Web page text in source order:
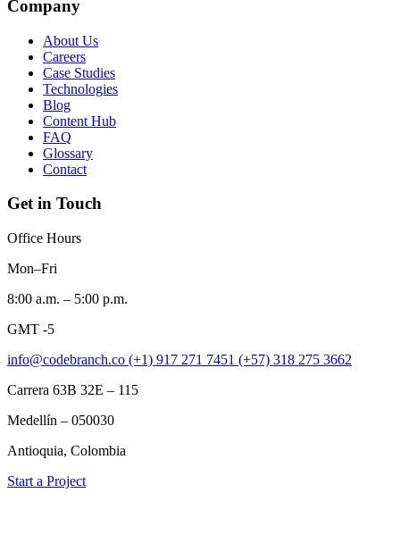
Company
About Us
Careers
Case Studies
Technologies
Blog
Content Hub
FAQ
Glossary
Contact
Get in Touch
Office Hours
Mon–Fri
8:00 a.m. – 5:00 p.m.
GMT -5
info@codebranch.co (+1) 917 271 7451 (+57) 318 275 3662
Carrera 63B 32E – 115
Medellín – 050030
Antioquia, Colombia
Start a Project